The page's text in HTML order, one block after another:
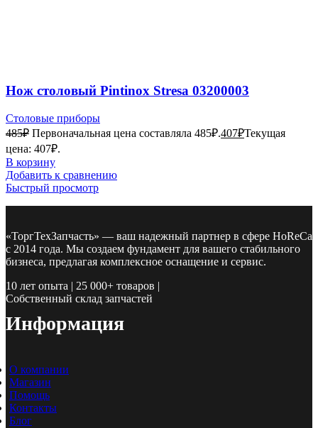
Нож столовый Pintinox Stresa 03200003
Столовые приборы
485₽ Первоначальная цена составляла 485₽.407₽Текущая
цена: 407₽.
В корзину
Добавить к сравнению
Быстрый просмотр
«ТоргТехЗапчасть» — ваш надежный партнер в сфере HoReCa
с 2014 года. Мы создаем фундамент для вашего стабильного
бизнеса, предлагая комплексное оснащение и сервис.
10 лет опыта | 25 000+ товаров |
Собственный склад запчастей
Информация
О компании
Магазин
Помощь
Контакты
Блог